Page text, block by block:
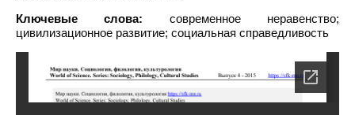
Ключевые слова: современное неравенство;
цивилизационное развитие; социальная справедливость